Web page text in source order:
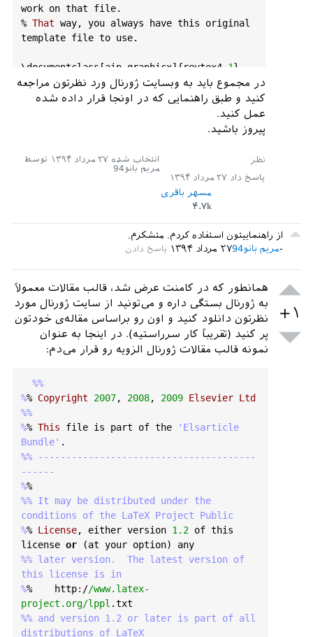
work on that file.
% That way, you always have this
original
template file to use.
\ documentclass [aip, graphicx]{revtex4 1}
%\documentclass[ aip,reprint]{ revtex4-1}
black
\begin{document}
place
your
report number
commands are
\title{} %Title of paper
% repeat the \author .. \affiliation etc
.
as
needed
email, \ thanks , \homepage ,
altaffiliation all apply to the
current
% actual e-mail address or url should go
in the {}'s for \ email and \homepage.
% Please
type
of information
% \
command
% The \affiliation command should
the
other information .
\author {}
%\email[]{ Your e - mail address
%\homepage[]{ Your
%\thanks {}
%\ altaffiliation {}
\affiliation{}
در مجموع باید به وبسایت ژورنال ورد نظرتون مراجعه
کنید و طبق راهنمایی که در اونجا قرار داده شده
عمل کنید.
پیروز باشید.
انتخاب شده ۲۷ مرداد ۱۳۹۴
توسط
مریم بانو94
پاسخ داد ۲۷ مرداد ۱۳۹۴
مسهر باقری
۴.۷k
از راهنماییتون استفاده کردم. متشکرم.
۲۷ مرداد ۱۳۹۴
مریم بانو94
+۱
همانطور که در کامنت عرض شد، قالب مقالات معمولاً
به ژورنال بستگی داره و می‌تونید از سایت ژورنال مورد
نظرتون دانلود کنید و اون رو براساس مقاله‌ی خودتون
پر کنید (تقریباً کار سرراستیه). در اینجا به عنوان
نمونه قالب مقالات ژورنال الزویه رو قرار می‌دم:
%%
%% Copyright 2007, 2008, 2009 Elsevier Ltd
%%
%% This file is part of the
'Elsarticle
Bundle'
%% ---------------------------------------
------
%
%% It may be distributed under the
conditions of the LaTeX Project Public
%% License, either version 1.2 of this
license or (at your option) any
%% later version.  The latest version of
this license is in
%% http: //www.latex-
project.org/lppl .txt
%% and version 1.2 or later is part of all
distributions of LaTeX